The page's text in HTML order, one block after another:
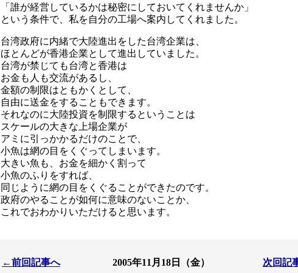
「誰が経営しているかは秘密にしておいてくれませんか」
という条件で、私を自分の工場へ案内してくれました。
台湾政府に内緒で大陸進出をした台湾企業は、
ほとんどが香港企業として進出していました。
台湾が禁じても台湾と香港は
お金も人も交流があるし、
金額の制限はともかくとして、
自由に送金をすることもできます。
それなのに大陸投資を制限するということは
スケールの大きな上場企業が
アミに引っかかるだけのことで、
小魚は網の目をくぐってしまいます。
大きい魚も、お金を細かく割って
小魚のふりをすれば、
同じように網の目をくぐることができたのです。
政府のやることが如何に意味のないことか、
これでおわかりいただけると思います。
←前回記事へ 2005年11月18日（金） 次回記